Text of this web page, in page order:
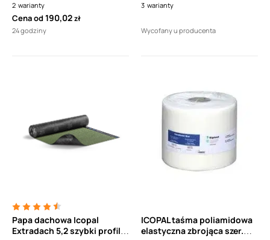
2 warianty
Cena od190,02zł
24 godziny
Profil SBS (5m2)
3 warianty
Wycofany u producenta
Papa dachowa Icopal
Extradach 5,2 szybki profil
ICOPAL taśma poliamidowa
elastyczna zbrojąca szer.